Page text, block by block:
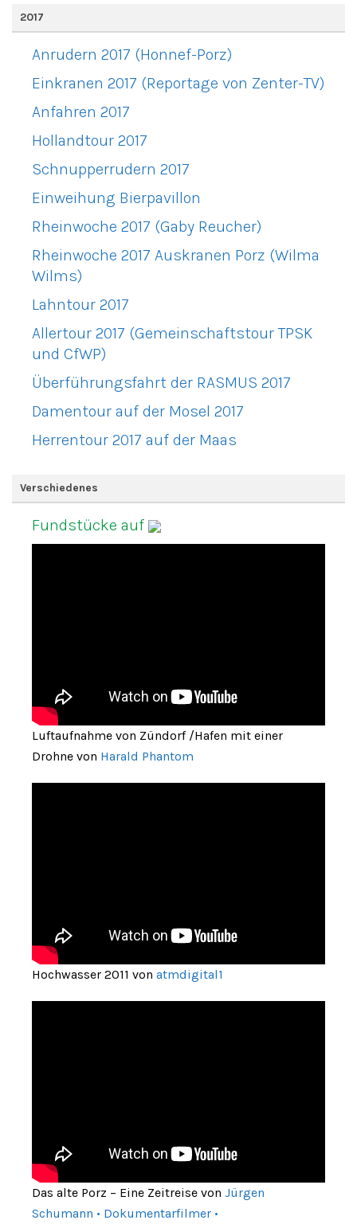
2017
Anrudern 2017 (Honnef-Porz)
Einkranen 2017 (Reportage von Zenter-TV)
Anfahren 2017
Hollandtour 2017
Schnupperrudern 2017
Einweihung Bierpavillon
Rheinwoche 2017 (Gaby Reucher)
Rheinwoche 2017 Auskranen Porz (Wilma
Wilms)
Lahntour 2017
Allertour 2017 (Gemeinschaftstour TPSK
und CfWP)
Überführungsfahrt der RASMUS 2017
Damentour auf der Mosel 2017
Herrentour 2017 auf der Maas
Verschiedenes
Fundstücke auf
Luftaufnahme von Zündorf /Hafen mit einer
Drohne von Harald Phantom
Hochwasser 2011 von atmdigital1
Das alte Porz – Eine Zeitreise von Jürgen
Schumann • Dokumentarfilmer •